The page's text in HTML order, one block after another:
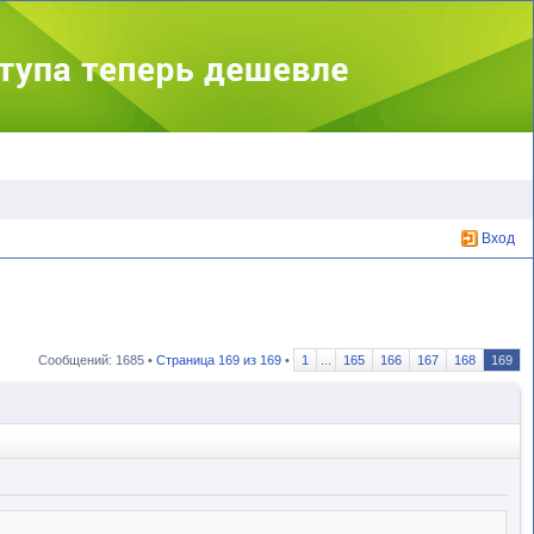
Вход
Сообщений: 1685 • Страница 169 из 169 • 1 165 166 167 168 169